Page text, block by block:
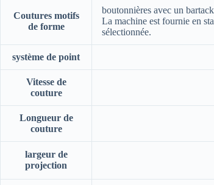
Coutures motifs
de forme
boutonnières avec un
La machine est fournie en
sélectionnée.
système de point
Vitesse de
couture
Longueur de
couture
largeur de
projection